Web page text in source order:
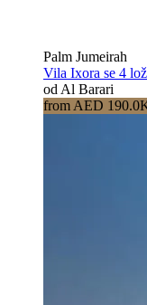
Palm Jumeirah
Vila Ixora se 4
od Al Barari
from AED